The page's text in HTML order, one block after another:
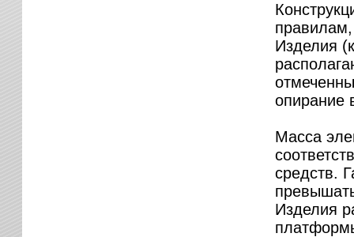
Изделия
опирание
Масса
средств.
Изделия